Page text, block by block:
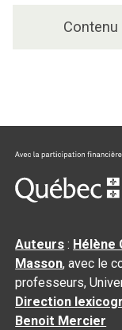
Contenu
Auteurs : Hélène
Masson, avec le
professeurs,
Direction
Benoit Mercier